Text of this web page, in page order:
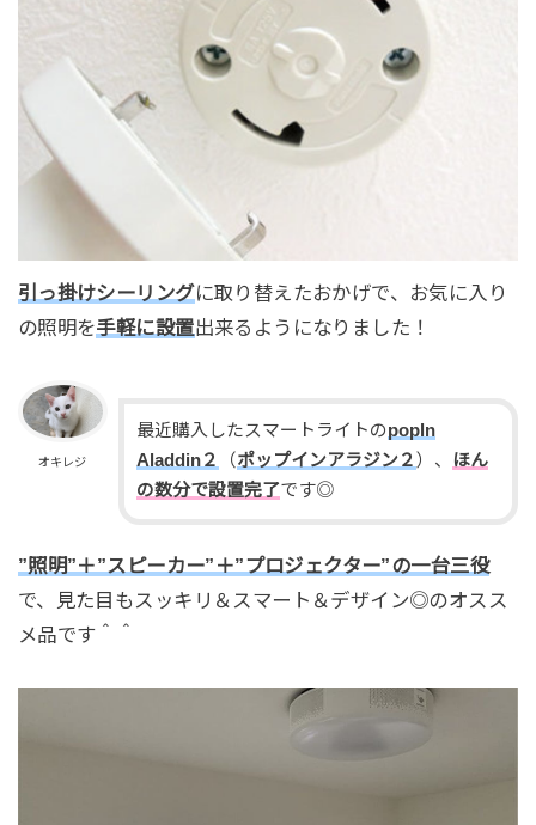
引っ掛けシーリングに取り替えたおかげで、お気に入り
の照明を手軽に設置出来るようになりました！
オキレジ
最近購入したスマートライトのpopln
Aladdin２
（ポップインアラジン２ ）、
ほん
の数分で設置完了です◎
”照明”＋”スピーカー”＋”プロジェクター”の一台三役
で、見た目もスッキリ＆スマート＆デザイン◎のオスス
メ品です＾＾